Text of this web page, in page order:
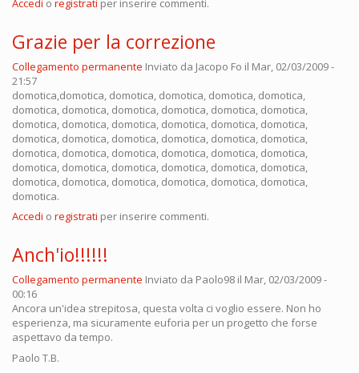
Grazie per la correzione
Collegamento permanente Inviato da Jacopo Fo il Mar, 02/03/2009 -
21:57
domotica,domotica, domotica, domotica, domotica, domotica,
domotica, domotica, domotica, domotica, domotica, domotica,
domotica, domotica, domotica, domotica, domotica, domotica,
domotica, domotica, domotica, domotica, domotica, domotica,
domotica, domotica, domotica, domotica, domotica, domotica,
domotica, domotica, domotica, domotica, domotica, domotica,
domotica, domotica, domotica, domotica, domotica, domotica,
domotica.
Accedi o registrati per inserire commenti.
Anch'io!!!!!!
Collegamento permanente Inviato da Paolo98 il Mar, 02/03/2009 -
00:16
Ancora un'idea strepitosa, questa volta ci voglio essere. Non ho
esperienza, ma sicuramente euforia per un progetto che forse
aspettavo da tempo.
Paolo T.B.